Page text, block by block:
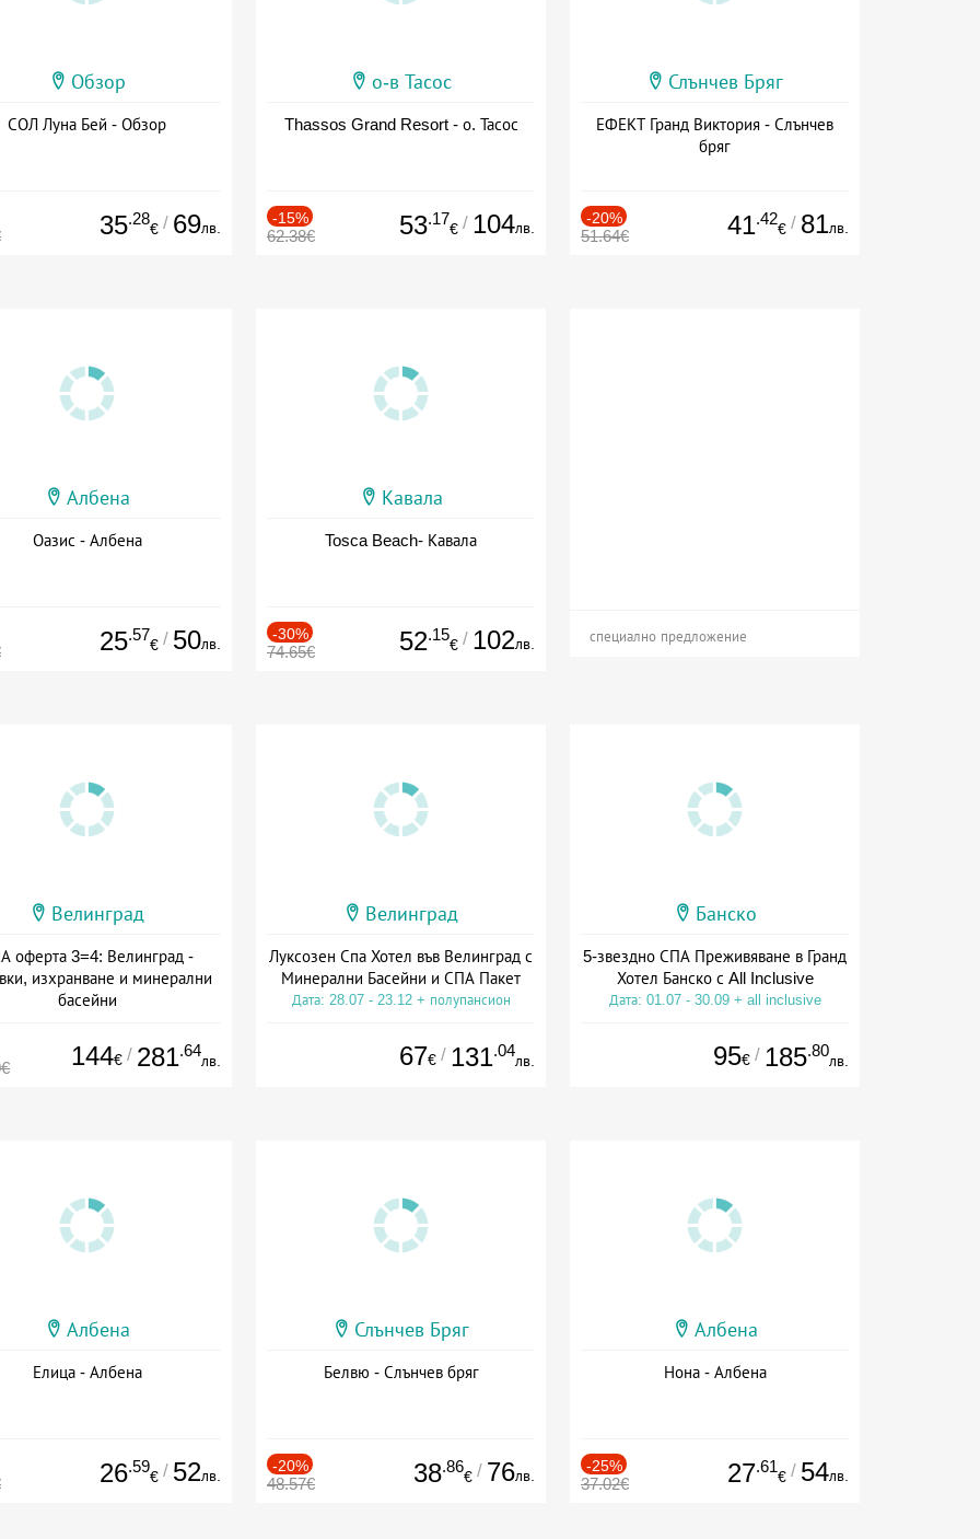
Обзор
СОЛ Луна Бей - Обзор
35.28
€ / 69лв.
о-в Тасос
Thassos Grand Resort - о. Тасос
-15%
62.38€ 53.17
€ / 104лв.
Слънчев Бряг
ЕФЕКТ Гранд Виктория - Слънчев
бряг
-20%
51.64€ 41.42
€ / 81лв.
Албена
Оазис - Албена
25.57
€ / 50лв.
Кавала
Tosca Beach- Кавала
-30%
74.65€ 52.15
€ / 102лв. специално предложение
Велинград
оферта 3=4: Велинград -
изхранване и минерални
басейни
144€ / 281.64
лв.
Велинград
Луксозен Спа Хотел във Велинград с
Минерални Басейни и СПА Пакет
Дата: 28.07 - 23.12 + полупансион
67€ / 131.04
лв.
Банско
5-звездно СПА Преживяване в Гранд
Хотел Банско с All Inclusive
Дата: 01.07 - 30.09 + all inclusive
95€ / 185.80
лв.
Албена
Елица - Албена
26.59
€ / 52лв.
Слънчев Бряг
Белвю - Слънчев бряг
-20%
48.57€ 38.86
€ / 76лв.
Албена
Нона - Албена
-25%
37.02€ 27.61
€ / 54лв.